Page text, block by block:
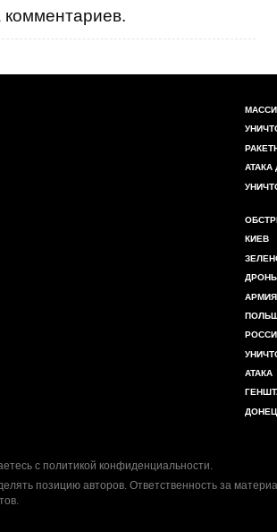
КИЕВ
АТАКА
с политикой конфиденциальности.
позицию авторов. Ответственность за